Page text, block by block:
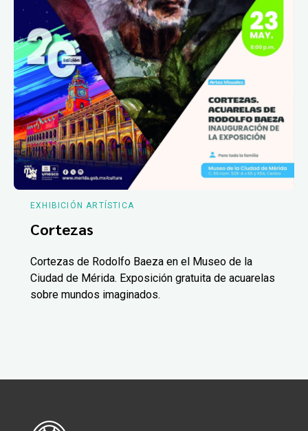
EXHIBICIÓN ARTÍSTICA
Cortezas
Cortezas de Rodolfo Baeza en el Museo de la
Ciudad de Mérida. Exposición gratuita de acuarelas
sobre mundos imaginados.